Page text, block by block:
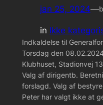
jan 25, 2024—
in Ikke
Indkaldelse til
Torsdag den
Klubhuset, Stadionvej
Valg af dirigentb.
forslagd. Valg af
Peter har valgt ikke at